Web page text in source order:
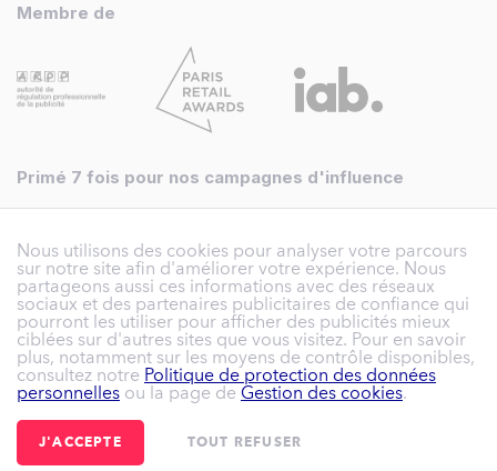
Membre de
Primé 7 fois pour nos campagnes d'influence
© Reech 2026 | Reech France - SAS au capital de
Henri Rol-Tanguy - 93100 Montreuil | +33 (0)1 84 20 24 89 |
Nous utilisons des cookies pour analyser votre parcours
sur notre site afin d'améliorer votre expérience. Nous
partageons aussi ces informations avec des réseaux
sociaux et des partenaires publicitaires de confiance qui
pourront les utiliser pour afficher des publicités mieux
ciblées sur d'autres sites que vous visitez. Pour en savoir
plus, notamment sur les moyens de contrôle disponibles,
consultez notre Politique de protection des données
personnelles ou la page de Gestion des cookies.
J'ACCEPTE TOUT REFUSER